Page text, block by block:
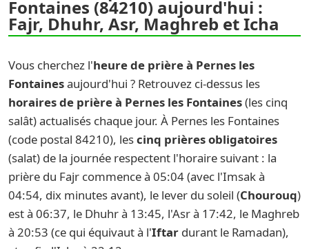
Fontaines (84210) aujourd'hui :
Fajr, Dhuhr, Asr, Maghreb et Icha
Vous cherchez l'heure de prière à Pernes les
Fontainesaujourd'hui ? Retrouvez ci-dessus les
horaires de prière à Pernes les Fontaines(les cinq
salât) actualisés chaque jour. À Pernes les Fontaines
(code postal 84210), lescinq prières obligatoires
(salat) de la journée respectent l'horaire suivant : la
prière du Fajr commence à 05:04 (avec l'Imsak à
04:54, dix minutes avant), le lever du soleil (Chourouq)
est à 06:37, le Dhuhr à 13:45, l'Asr à 17:42, le Maghreb
à 20:53 (ce qui équivaut à l'Iftar durant le Ramadan),